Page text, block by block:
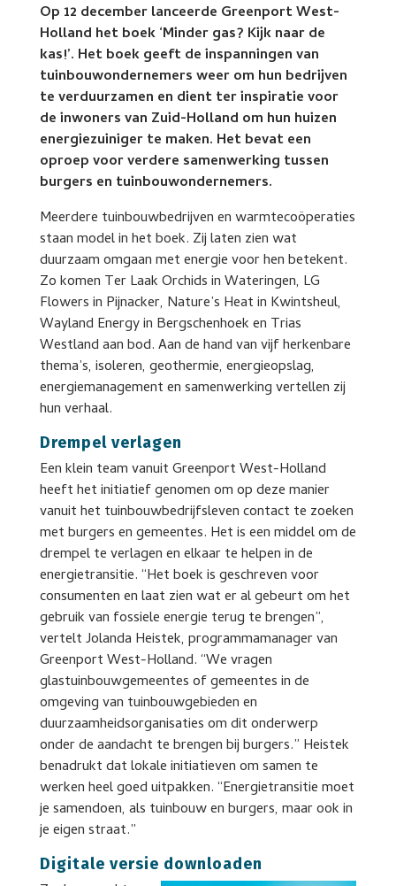
Op 12 december lanceerde Greenport West-
Holland het boek ‘Minder gas? Kijk naar de
kas!’. Het boek geeft de inspanningen van
tuinbouwondernemers weer om hun bedrijven
te verduurzamen en dient ter inspiratie voor
de inwoners van Zuid-Holland om hun huizen
energiezuiniger te maken. Het bevat een
oproep voor verdere samenwerking tussen
burgers en tuinbouwondernemers.
Meerdere tuinbouwbedrijven en warmtecoöperaties
staan model in het boek. Zij laten zien wat
duurzaam omgaan met energie voor hen betekent.
Zo komen Ter Laak Orchids in Wateringen, LG
Flowers in Pijnacker, Nature’s Heat in Kwintsheul,
Wayland Energy in Bergschenhoek en Trias
Westland aan bod. Aan de hand van vijf herkenbare
thema’s, isoleren, geothermie, energieopslag,
energiemanagement en samenwerking vertellen zij
hun verhaal.
Drempel verlagen
Een klein team vanuit Greenport West-Holland
heeft het initiatief genomen om op deze manier
vanuit het tuinbouwbedrijfsleven contact te zoeken
met burgers en gemeentes. Het is een middel om de
drempel te verlagen en elkaar te helpen in de
energietransitie. “Het boek is geschreven voor
consumenten en laat zien wat er al gebeurt om het
gebruik van fossiele energie terug te brengen”,
vertelt Jolanda Heistek, programmamanager van
Greenport West-Holland. “We vragen
glastuinbouwgemeentes of gemeentes in de
omgeving van tuinbouwgebieden en
duurzaamheidsorganisaties om dit onderwerp
onder de aandacht te brengen bij burgers.” Heistek
benadrukt dat lokale initiatieven om samen te
werken heel goed uitpakken. “Energietransitie moet
je samendoen, als tuinbouw en burgers, maar ook in
je eigen straat.”
Digitale versie downloaden